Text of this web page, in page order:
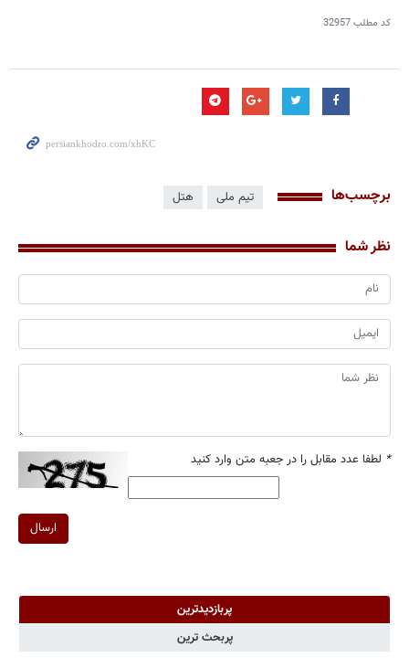
کد مطلب32957
برچسب‌ها تیم ملی هتل
نظر شما
* لطفا عدد مقابل را در جعبه متن وارد کنید
ارسال
پربازدیدترین
پربحث ترین